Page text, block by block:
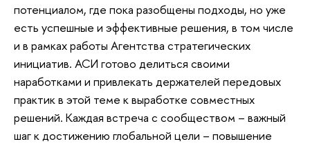
потенциалом, где пока разобщены подходы, но уже
есть успешные и эффективные решения, в том числе
и в рамках работы Агентства стратегических
инициатив. АСИ готово делиться своими
наработками и привлекать держателей передовых
практик в этой теме к выработке совместных
решений. Каждая встреча с сообществом – важный
шаг к достижению глобальной цели – повышение